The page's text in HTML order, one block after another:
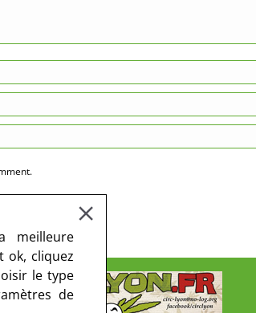
meilleure
ok, cliquez
le type
de